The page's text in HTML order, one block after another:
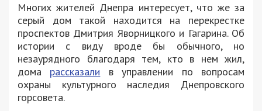
Многих жителей Днепра интересует, что же за
серый дом такой находится на перекрестке
проспектов Дмитрия Яворницкого и Гагарина. Об
истории с виду вроде бы обычного, но
незаурядного благодаря тем, кто в нем жил,
дома рассказали в управлении по вопросам
охраны культурного наследия Днепровского
горсовета.